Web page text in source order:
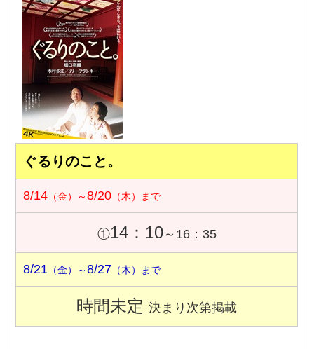
ぐるりのこと。
8/14 （金）～8/20 （木）まで
①14：10～16：35
8/21 （金）～8/27 （木）まで
時間未定決まり次第掲載